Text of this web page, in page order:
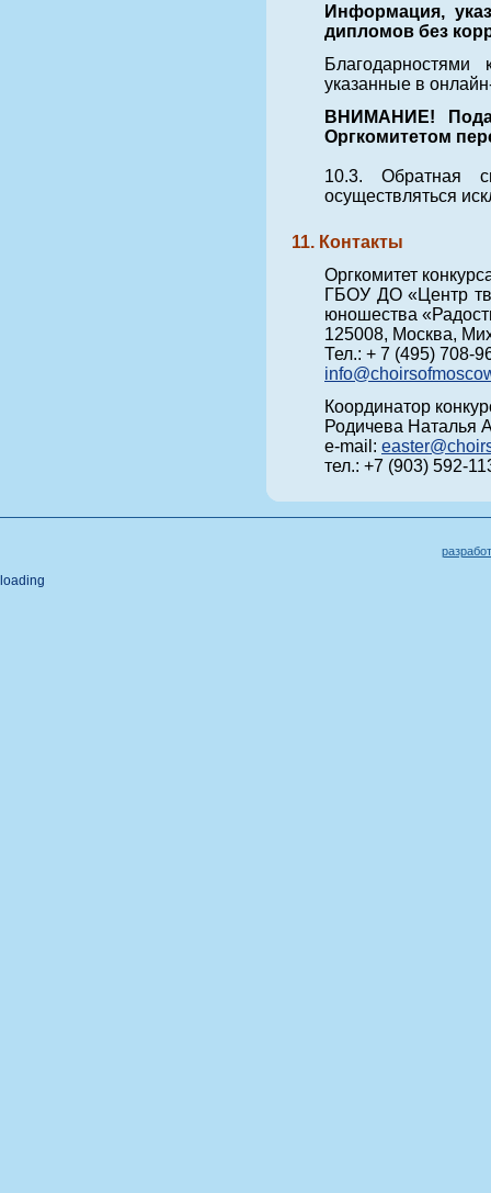
Информация,
дипломов без
указанные в
ВНИМАНИЕ!
Оргкомитетом
10.3. Обратная
осуществляться
11. Контакты
Оргкомитет
ГБОУ ДО «Центр
юношества
125008, Москва,
Тел.: + 7 (495) 708-
Координатор
Родичева Наталья
e-mail:
тел.: +7 (903) 592-
loading